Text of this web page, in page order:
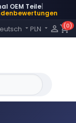
OEM Teile
 PLN   shopping_cart
(0)